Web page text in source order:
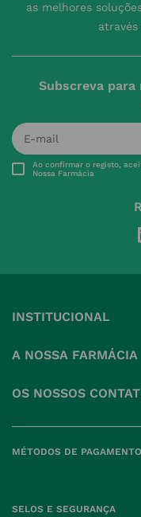
as melhores
Subscreva
Ao confirmar o registo,
Nossa Farmácia
INSTITUCIONAL
A NOSSA FARMÁCIA
OS NOSSOS
MÉTODOS DE PAGAMENTO
SELOS E SEGURANÇA